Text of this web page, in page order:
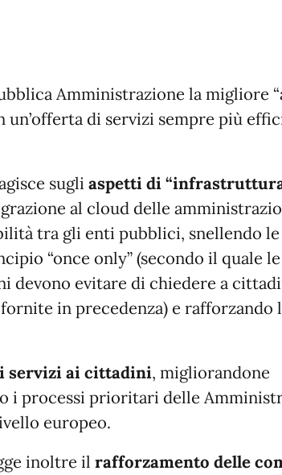
Amministrazione la migliore
di servizi sempre più
sugliaspetti di
al cloud delle
tra gli enti pubblici, snellendo le
“once only” (secondo il quale le
devono evitare di chiedere a
in precedenza) e rafforzando
servizi ai cittadini, migliorandone
i processi prioritari delle
europeo.
inoltre ilrafforzamento delle